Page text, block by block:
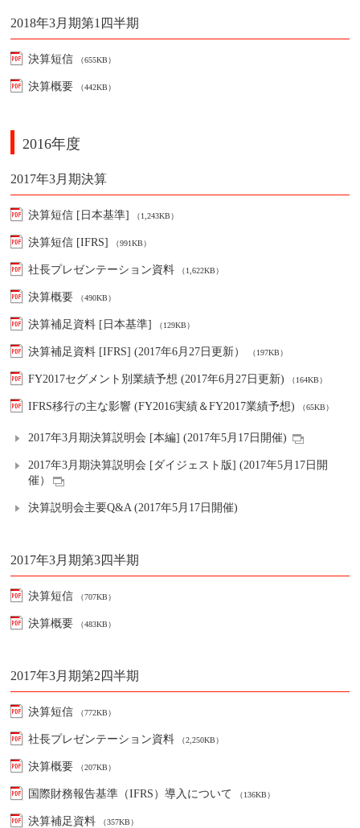
2018年3月期第1四半期
決算短信 （655KB）
決算概要 （442KB）
2016年度
2017年3月期決算
決算短信 [日本基準] （1,243KB）
決算短信 [IFRS] （991KB）
社長プレゼンテーション資料 （1,622KB）
決算概要 （490KB）
決算補足資料 [日本基準] （129KB）
決算補足資料 [IFRS] (2017年6月27日更新） （197KB）
FY2017セグメント別業績予想 (2017年6月27日更新) （164KB）
IFRS移行の主な影響 (FY2016実績＆FY2017業績予想) （65KB）
2017年3月期決算説明会 [本編] (2017年5月17日開催)
2017年3月期決算説明会 [ダイジェスト版] (2017年5月17日開
催）
決算説明会主要Q&A (2017年5月17日開催)
2017年3月期第3四半期
決算短信 （707KB）
決算概要 （483KB）
2017年3月期第2四半期
決算短信 （772KB）
社長プレゼンテーション資料 （2,250KB）
決算概要 （207KB）
国際財務報告基準（IFRS）導入について （136KB）
決算補足資料 （357KB）